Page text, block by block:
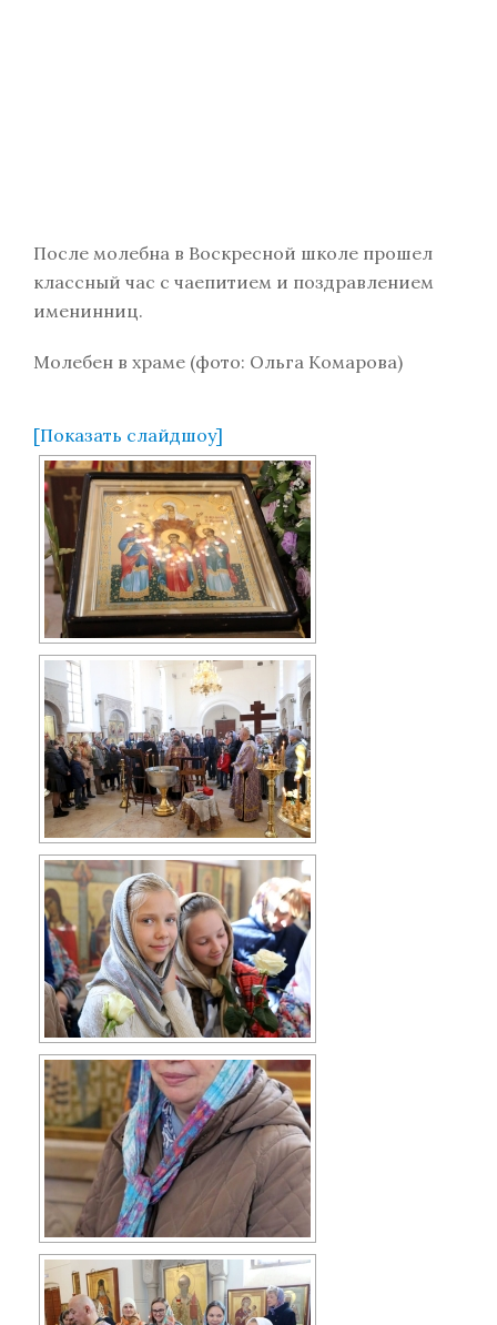
После молебна в Воскресной школе прошел
классный час с чаепитием и поздравлением
именинниц.
Молебен в храме (фото: Ольга Комарова)
[Показать слайдшоу]